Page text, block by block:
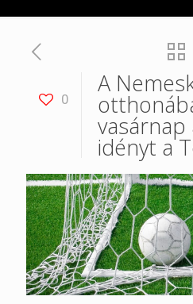
0
A
vasárnap
idényt a